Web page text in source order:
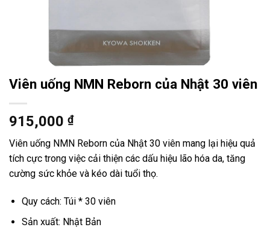
Viên uống NMN Reborn của Nhật 30 viên
915,000 ₫
Viên uống NMN Reborn của Nhật 30 viên mang lại hiệu quả
tích cực trong việc cải thiện các dấu hiệu lão hóa da, tăng
cường sức khỏe và kéo dài tuổi thọ.
Quy cách: Túi * 30 viên
Sản xuất: Nhật Bản